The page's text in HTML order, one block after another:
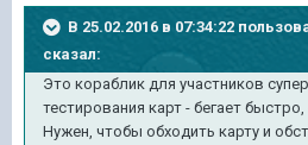
В 25.02.2016 в 07:34:22
сказал:
Это кораблик для участников
тестирования карт - бегает
Нужен, чтобы обходить карту и